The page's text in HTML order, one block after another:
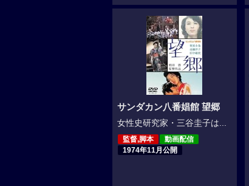
サンダカン八番娼館 望郷
女性史研究家・三谷圭子は...
監督,脚本
動画配信
1974年11月公開